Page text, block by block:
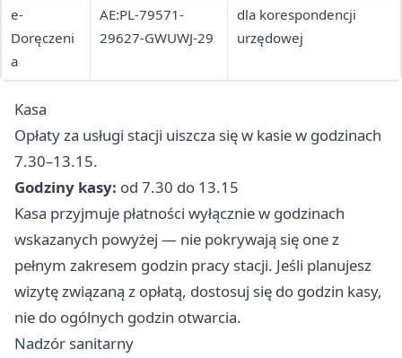
e-
Doręczeni
a
AE:PL-79571-
29627-GWUWJ-29
dla korespondencji
urzędowej
Kasa
Opłaty za usługi stacji uiszcza się w kasie w godzinach
7.30–13.15.
Godziny kasy: od 7.30 do 13.15
Kasa przyjmuje płatności wyłącznie w godzinach
wskazanych powyżej — nie pokrywają się one z
pełnym zakresem godzin pracy stacji. Jeśli planujesz
wizytę związaną z opłatą, dostosuj się do godzin kasy,
nie do ogólnych godzin otwarcia.
Nadzór sanitarny